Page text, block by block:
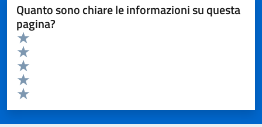
Quanto sono chiare le informazioni su questa
pagina?
Valuta da 1 a 5 stelle la pagina
Valuta 5 stelle su 5
Valuta 4 stelle su 5
Valuta 3 stelle su 5
Valuta 2 stelle su 5
Valuta 1 stelle su 5